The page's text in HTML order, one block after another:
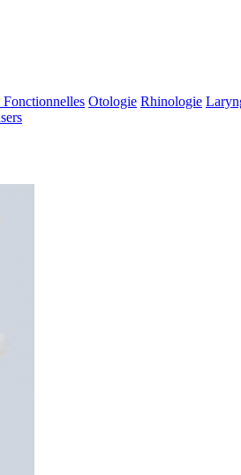
Otologie Rhinologie